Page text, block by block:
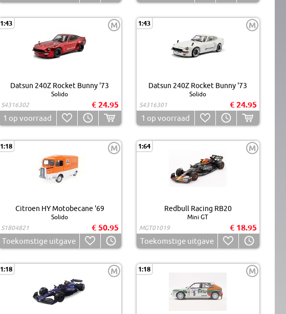
1:43 M
Datsun 240Z Rocket Bunny '73
Solido
S4316302
€ 24.95
1 op voorraad
1:43 M
Datsun 240Z Rocket Bunny '73
Solido
S4316301
€ 24.95
1 op voorraad
1:18 M
Citroen HY Motobecane '69
Solido
S1804821
€ 50.95
Toekomstige uitgave
1:64 M
Redbull Racing RB20
Mini GT
MGT01019
€ 18.95
Toekomstige uitgave
1:18 M 1:18 M